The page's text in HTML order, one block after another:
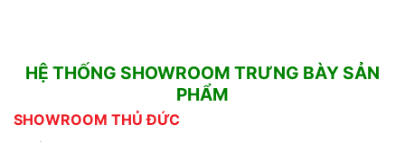
HỆ THỐNG SHOWROOM TRƯNG BÀY SẢN
PHẨM
SHOWROOM THỦ ĐỨC